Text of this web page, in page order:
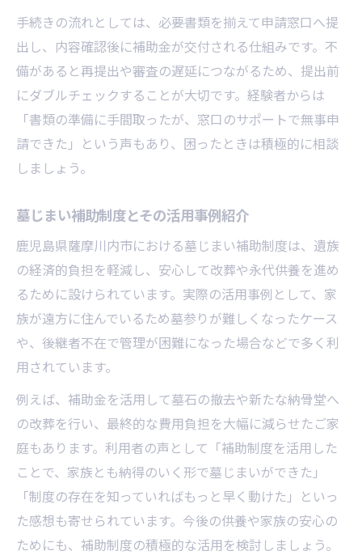
手続きの流れとしては、必要書類を揃えて申請窓口へ提
出し、内容確認後に補助金が交付される仕組みです。不
備があると再提出や審査の遅延につながるため、提出前
にダブルチェックすることが大切です。経験者からは
「書類の準備に手間取ったが、窓口のサポートで無事申
請できた」という声もあり、困ったときは積極的に相談
しましょう。
墓じまい補助制度とその活用事例紹介
鹿児島県薩摩川内市における墓じまい補助制度は、遺族
の経済的負担を軽減し、安心して改葬や永代供養を進め
るために設けられています。実際の活用事例として、家
族が遠方に住んでいるため墓参りが難しくなったケース
や、後継者不在で管理が困難になった場合などで多く利
用されています。
例えば、補助金を活用して墓石の撤去や新たな納骨堂へ
の改葬を行い、最終的な費用負担を大幅に減らせたご家
庭もあります。利用者の声として「補助制度を活用した
ことで、家族とも納得のいく形で墓じまいができた」
「制度の存在を知っていればもっと早く動けた」といっ
た感想も寄せられています。今後の供養や家族の安心の
ためにも、補助制度の積極的な活用を検討しましょう。